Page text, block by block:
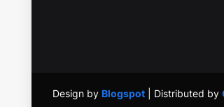
Design by Blogspot | Distributed by